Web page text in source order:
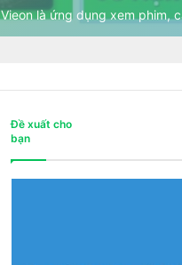
Vieon là ứng dụng xem phim,
Đề xuất cho
bạn